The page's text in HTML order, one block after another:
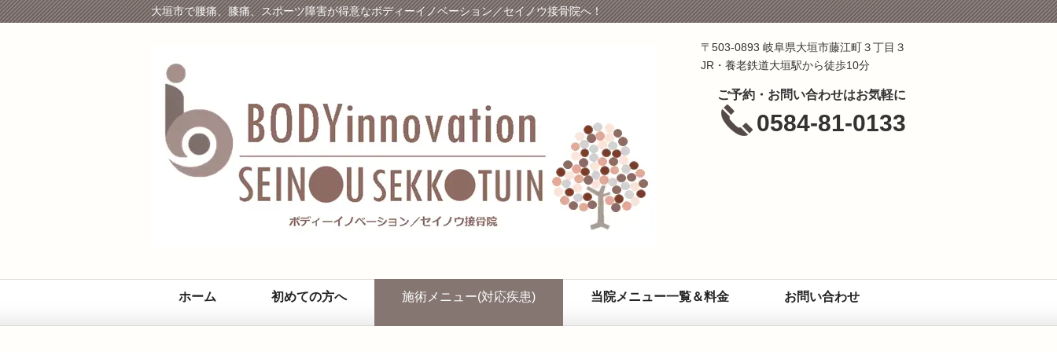
大垣市で腰痛、膝痛、スポーツ障害が得意なボディーイノベーション／セイノウ接骨院へ！
〒503-0893 岐阜県大垣市藤江町３丁目３
JR・養老鉄道大垣駅から徒歩10分
ご予約・お問い合わせはお気軽に
0584-81-0133
ホーム 初めての方へ 施術メニュー(対応疾患) 当院メニュー一覧＆料金 お問い合わせ